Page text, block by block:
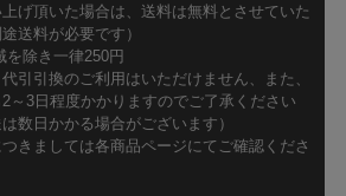
げ頂いた場合は、送料は無料とさせていた
送料が必要です）
を除き一律250円
引引換のご利用はいただけません、また、
～3日程度かかりますのでご了承ください
数日かかる場合がございます）
きましては各商品ページにてご確認くださ